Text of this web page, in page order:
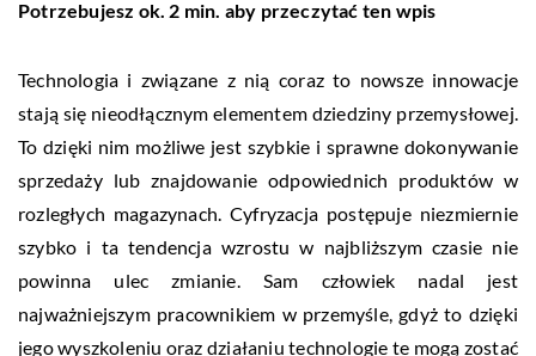
Potrzebujesz ok. 2 min. aby przeczytać ten wpis
Technologia i związane z nią coraz to nowsze innowacje
stają się nieodłącznym elementem dziedziny przemysłowej.
To dzięki nim możliwe jest szybkie i sprawne dokonywanie
sprzedaży lub znajdowanie odpowiednich produktów w
rozległych magazynach. Cyfryzacja postępuje niezmiernie
szybko i ta tendencja wzrostu w najbliższym czasie nie
powinna ulec zmianie. Sam człowiek nadal jest
najważniejszym pracownikiem w przemyśle, gdyż to dzięki
jego wyszkoleniu oraz działaniu technologie te mogą zostać